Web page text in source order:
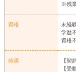
※残
資格
未経
学歴
資格
待遇
【契
【受